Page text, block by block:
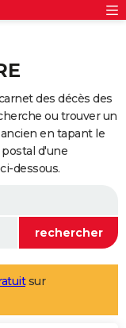
des décès des
ou trouver un
en tapant le
d'une
dessous.
sur